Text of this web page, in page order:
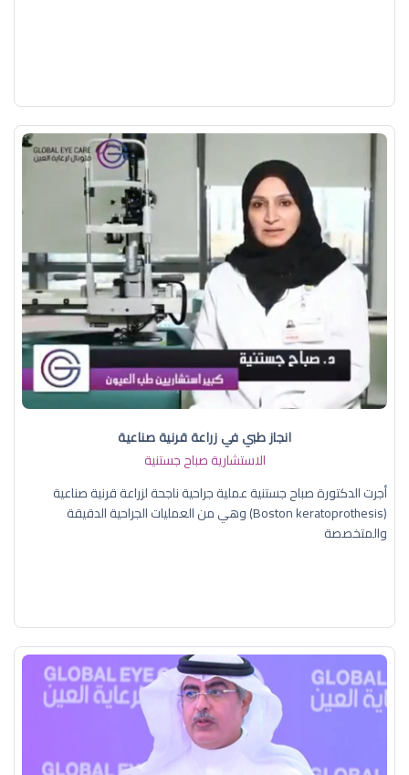
انجاز طبي في زراعة قرنية صناعية
الاستشارية صباح جستنية
أجرت الدكتورة صباح جستنية عملية جراحية ناجحة لزراعة قرنية صناعية
(Boston keratoprothesis) وهي من العمليات الجراحية الدقيقة
والمتخصصة